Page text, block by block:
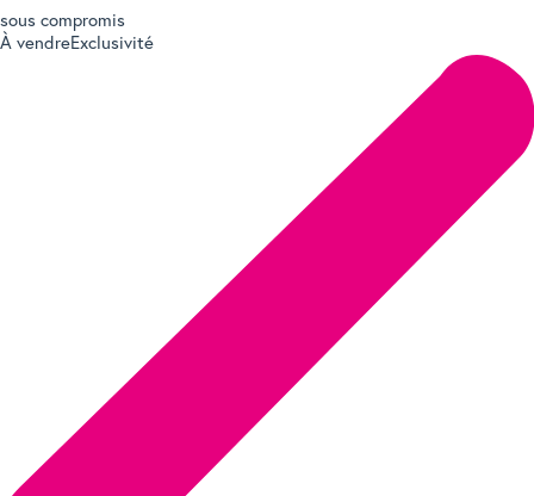
sous compromis
À vendreExclusivité